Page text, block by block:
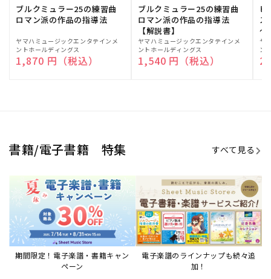
ブルクミュラー25の練習曲
ロマン派の作品の指導法
販
売
元:
ヤマハミュージックエンタテインメ
ントホールディングス
通常価格
1,870 円（税込）
ブルクミュラー25の練習曲
ロマン派の作品の指導法
【解説書】
販
売
元:
ヤマハミュージックエンタテインメ
ントホールディングス
通常価格
1,540 円（税込）
ピ
ス
～
販
売
元:
ヤ
ン
書籍/電子書籍 特集 すべて見る
期間限定！電子楽譜・書籍キャン
ペーン
電子楽譜のラインナップも続々追
加！